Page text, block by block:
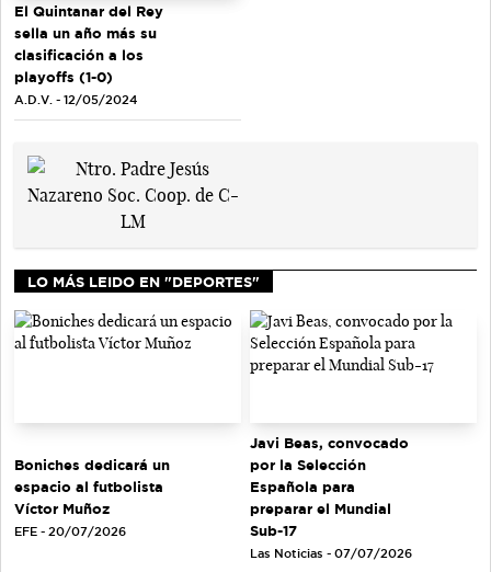
El Quintanar del Rey
sella un año más su
clasificación a los
playoffs (1-0)
A.D.V. - 12/05/2024
LO MÁS LEIDO EN "DEPORTES"
Boniches dedicará un
espacio al futbolista
Víctor Muñoz
EFE - 20/07/2026
Javi Beas, convocado
por la Selección
Española para
preparar el Mundial
Sub-17
Las Noticias - 07/07/2026